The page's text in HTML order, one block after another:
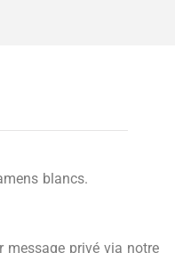
blancs.
message privé via notre